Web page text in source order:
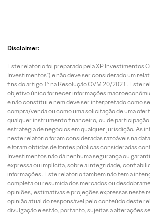
Disclaimer:
Este relatório foi preparado pela XP Investimentos
Investimentos”) e não deve ser considerado um
fins do artigo 1º na Resolução CVM 20/2021. Este
objetivo único fornecer informações
e não constitui e nem deve ser interpretado como
compra/venda ou como uma solicitação de uma
qualquer instrumento financeiro, ou de participação
estratégia de negócios em qualquer jurisdição. As
neste relatório foram consideradas razoáveis na
e foram obtidas de fontes públicas consideradas
Investimentos não dá nenhuma segurança ou
expressa ou implícita, sobre a integridade,
informações. Este relatório também não tem a
completa ou resumida dos mercados ou
opiniões, estimativas e projeções expressas neste
opinião atual do responsável pelo conteúdo deste
divulgação e estão, portanto, sujeitas a alterações